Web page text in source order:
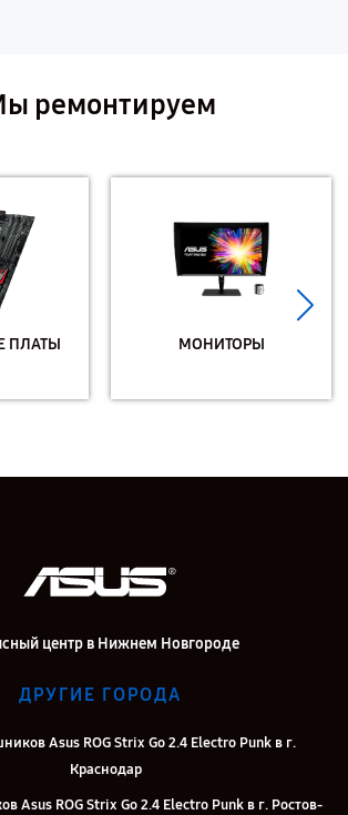
ремонтируем
ПЛАТЫ МОНИТОРЫ
центр в Нижнем Новгороде
ДРУГИЕ ГОРОДА
Asus ROG Strix Go 2.4 Electro Punk в г.
Краснодар
Asus ROG Strix Go 2.4 Electro Punk в г. Ростов-